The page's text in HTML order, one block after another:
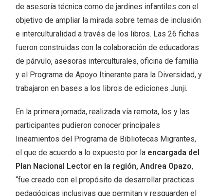
de asesoría técnica como de jardines infantiles con el
objetivo de ampliar la mirada sobre temas de inclusión
e interculturalidad a través de los libros. Las 26 fichas
fueron construidas con la colaboración de educadoras
de párvulo, asesoras interculturales, oficina de familia
y el Programa de Apoyo Itinerante para la Diversidad, y
trabajaron en bases a los libros de ediciones Junji.
En la primera jornada, realizada vía remota, los y las
participantes pudieron conocer principales
lineamientos del Programa de Bibliotecas Migrantes,
el que de acuerdo a lo expuesto por la encargada del
Plan Nacional Lector en la región, Andrea Opazo,
“fue creado con el propósito de desarrollar practicas
pedagógicas inclusivas que permitan y resguarden el